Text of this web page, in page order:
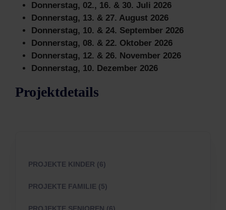
Donnerstag, 02., 16. & 30. Juli 2026
Donnerstag, 13. & 27. August 2026
Donnerstag, 10. & 24. September 2026
Donnerstag, 08. & 22. Oktober 2026
Donnerstag, 12. & 26. November 2026
Donnerstag, 10. Dezember 2026
Projektdetails
PROJEKTE KINDER (6)
PROJEKTE FAMILIE (5)